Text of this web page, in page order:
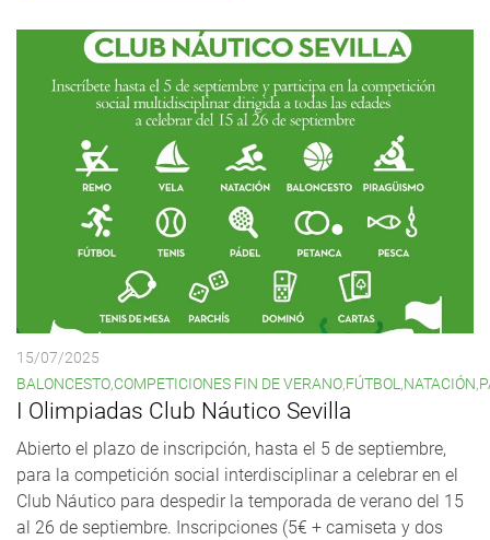
15/07/2025
BALONCESTO COMPETICIONES FIN DE VERANO FÚTBOL NATACIÓN
I Olimpiadas Club Náutico Sevilla
Abierto el plazo de inscripción, hasta el 5 de septiembre,
para la competición social interdisciplinar a celebrar en el
Club Náutico para despedir la temporada de verano del 15
al 26 de septiembre. Inscripciones (5€ + camiseta y dos